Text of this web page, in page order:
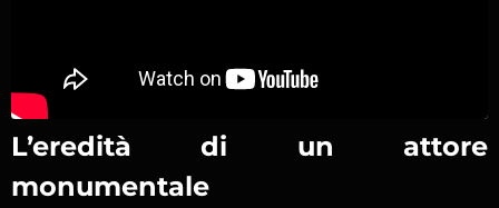
L’eredità di un attore
monumentale